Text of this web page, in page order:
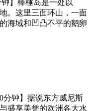
】棒棰岛是一处以
。这里三面环山，一面
海域和凹凸不平的鹅卵
分钟】据说东方威尼斯
盛享美誉的欧洲各大水